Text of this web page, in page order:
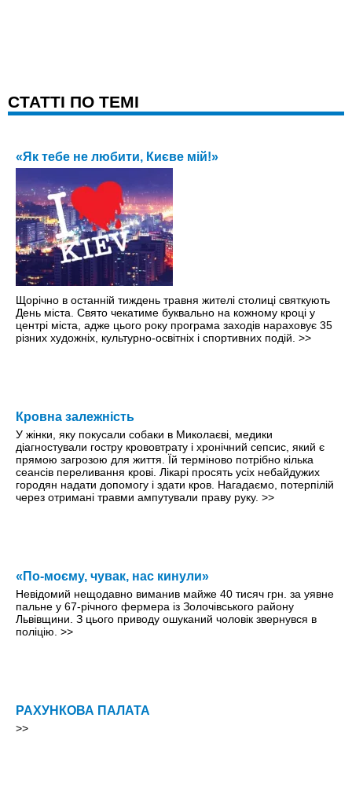
CТАТТІ ПО ТЕМІ
«Як тебе не любити, Києве мій!»
Щорічно в останній тиждень травня жителі столиці святкують
День міста. Свято чекатиме буквально на кожному кроці y
центрі міста, адже цього року програма заходів нараховує 35
різних художніх, культурно-освітніх і спортивних подій. >>
Кровна залежність
У жінки, яку покусали собаки в Миколаєві, медики
діагностували гостру крововтрату і хронічний сепсис, який є
прямою загрозою для життя. Їй терміново потрібно кілька
сеансів переливання крові. Лікарі просять усіх небайдужих
городян надати допомогу і здати кров. Нагадаємо, потерпілій
через отримані травми ампутували праву руку. >>
«По-моєму, чувак, нас кинули»
Невідомий нещодавно виманив майже 40 тисяч грн. за уявне
пальне у 67-річного фермера із Золочівського району
Львівщини. З цього приводу ошуканий чоловік звернувся в
поліцію. >>
РАХУНКОВА ПАЛАТА
>>